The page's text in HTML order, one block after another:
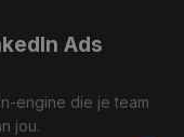
Ads
engine die je team
jou.